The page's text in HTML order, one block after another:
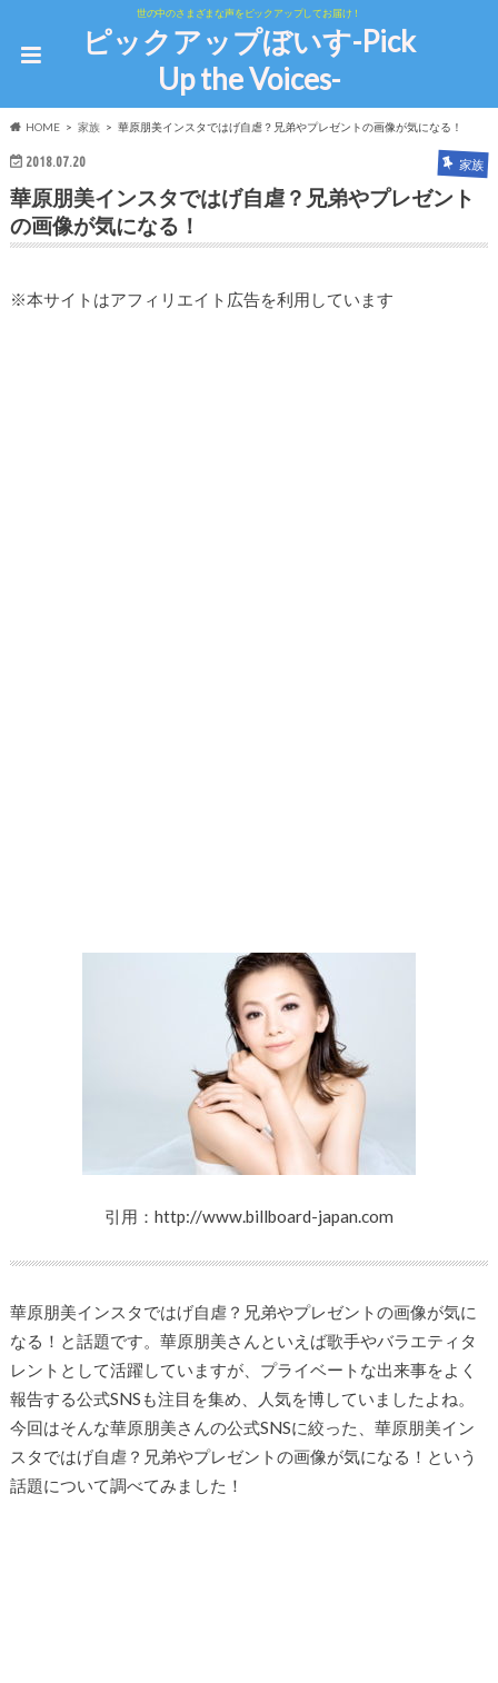
世の中のさまざまな声をピックアップしてお届け！
ピックアップぼいす-Pick
Up the Voices-
HOME 家族 華原朋美インスタではげ自虐？兄弟やプレゼントの画像が気になる！
2018.07.20 家族
華原朋美インスタではげ自虐？兄弟やプレゼント
の画像が気になる！
※本サイトはアフィリエイト広告を利用しています
引用：http://www.billboard-japan.com
華原朋美インスタではげ自虐？兄弟やプレゼントの画像が気に
なる！と話題です。華原朋美さんといえば歌手やバラエティタ
レントとして活躍していますが、プライベートな出来事をよく
報告する公式SNSも注目を集め、人気を博していましたよね。
今回はそんな華原朋美さんの公式SNSに絞った、華原朋美イン
スタではげ自虐？兄弟やプレゼントの画像が気になる！という
話題について調べてみました！